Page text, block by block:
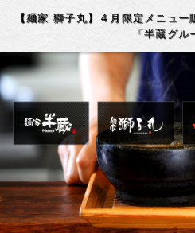
【麺家 獅子丸】４月限定メニュ
「半蔵グル